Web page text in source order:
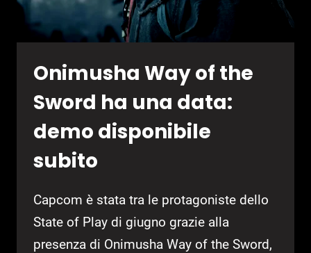
DEGLI
ANNI
’90
Onimusha Way of the
Sword ha una data:
demo disponibile
subito
Capcom è stata tra le protagoniste dello
State of Play di giugno grazie alla
presenza di Onimusha Way of the Sword,